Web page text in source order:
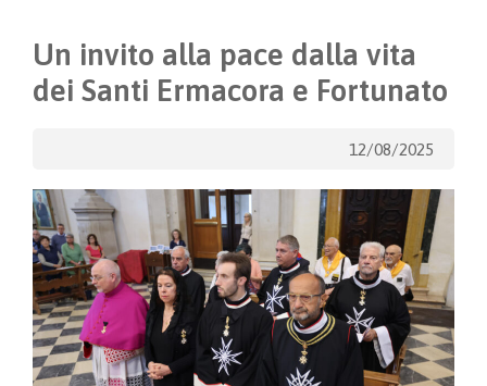
Un invito alla pace dalla vita
dei Santi Ermacora e Fortunato
12/08/2025